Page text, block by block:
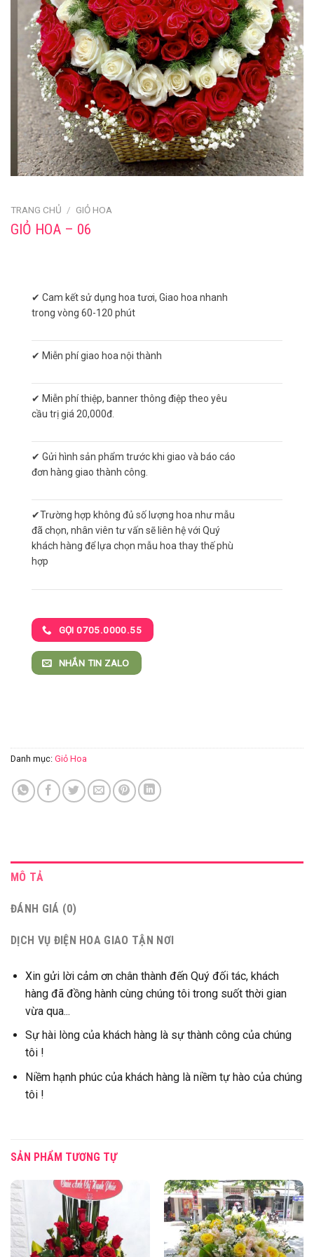
TRANG CHỦ / GIỎ HOA
GIỎ HOA – 06
✔ Cam kết sử dụng hoa tươi, Giao hoa nhanh
trong vòng 60-120 phút
✔ Miễn phí giao hoa nội thành
✔ Miễn phí thiệp, banner thông điệp theo yêu
cầu trị giá 20,000đ.
✔ Gửi hình sản phẩm trước khi giao và báo cáo
đơn hàng giao thành công.
✔Trường hợp không đủ số lượng hoa như mẫu
đã chọn, nhân viên tư vấn sẽ liên hệ với Quý
khách hàng để lựa chọn mẫu hoa thay thế phù
hợp
GỌI 0705.0000.55
NHẮN TIN ZALO
Danh mục: Giỏ Hoa
MÔ TẢ
ĐÁNH GIÁ (0)
DỊCH VỤ ĐIỆN HOA GIAO TẬN NƠI
Xin gửi lời cảm ơn chân thành đến Quý đối tác, khách
hàng đã đồng hành cùng chúng tôi trong suốt thời gian
vừa qua...
Sự hài lòng của khách hàng là sự thành công của chúng
tôi !
Niềm hạnh phúc của khách hàng là niềm tự hào của chúng
tôi !
SẢN PHẨM TƯƠNG TỰ